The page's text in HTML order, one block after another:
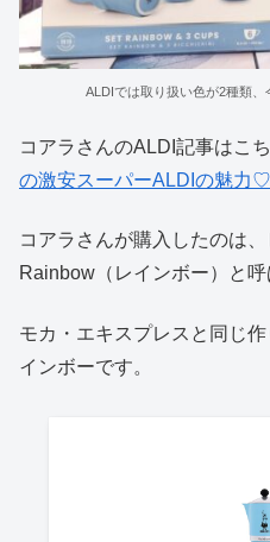
ALDIでは取り扱い色が2種類
コアラさんのALDI記事はこ
の激安スーパーALDIの魅力♡
コアラさんが購入したのは
Rainbow（レインボー）と呼
モカ・エキスプレスと同じ
インボーです。